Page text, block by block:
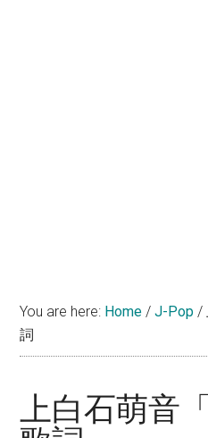
You are here: Home / J-Pop /
詞
上白石萌音